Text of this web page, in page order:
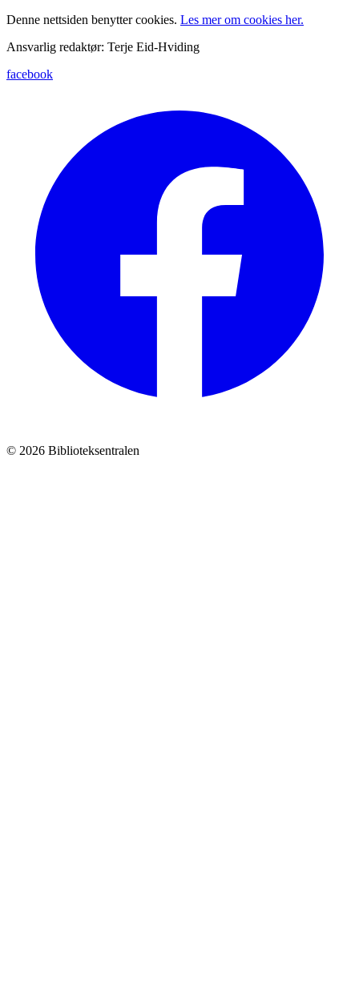
Denne nettsiden benytter cookies. Les mer om cookies her.
Ansvarlig redaktør: Terje Eid-Hviding
facebook
© 2026 Biblioteksentralen